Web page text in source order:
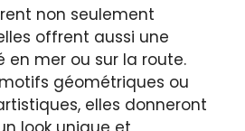
non seulement
offrent aussi une
en mer ou sur la route.
géométriques ou
elles donneront